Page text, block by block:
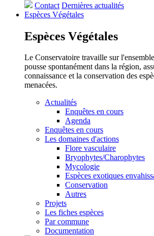
Contact Dernières actualités
Espèces Végétales
Espèces Végétales
Le Conservatoire travaille sur
pousse spontanément dans la région,
connaissance et la conservation des
menacées.
Actualités
Enquêtes en cours
Agenda
Enquêtes en cours
Les domaines d'actions
Flore vasculaire
Bryophytes/Charophytes
Mycologie
Espèces exotiques
Conservation
Autres
Projets
Les fiches espèces
Par commune
Documentation